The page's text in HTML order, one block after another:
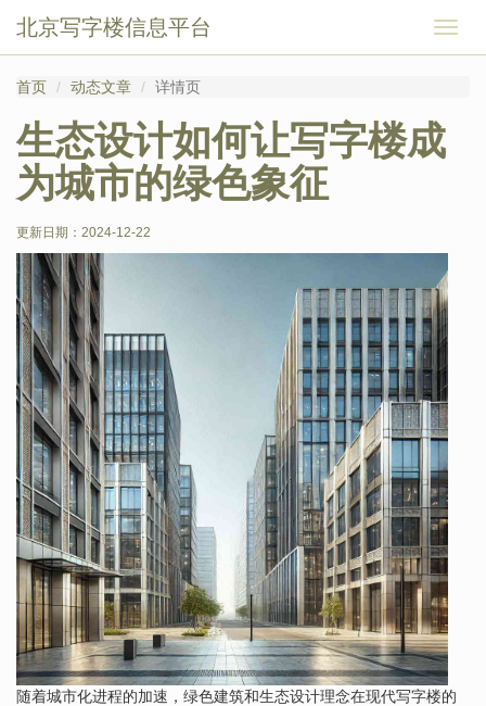
切
换
北京写字楼信息平台
首页 动态文章 详情页
生态设计如何让写字楼成
为城市的绿色象征
更新日期： 2024-12-22
随着城市化进程的加速，绿色建筑和生态设计理念在现代写字楼的